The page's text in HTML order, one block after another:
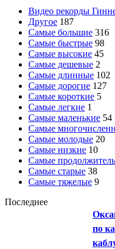
Видео рекорды
Другое 187
Самые большие 316
Самые быстрые 98
Самые высокие 45
Самые дешевые 2
Самые длинные 102
Самые дорогие 127
Самые короткие 5
Самые легкие 1
Самые маленькие 54
Самые
Самые молодые 20
Самые низкие 10
Самые
Самые старые 38
Самые тяжелые 9
Последнее
по